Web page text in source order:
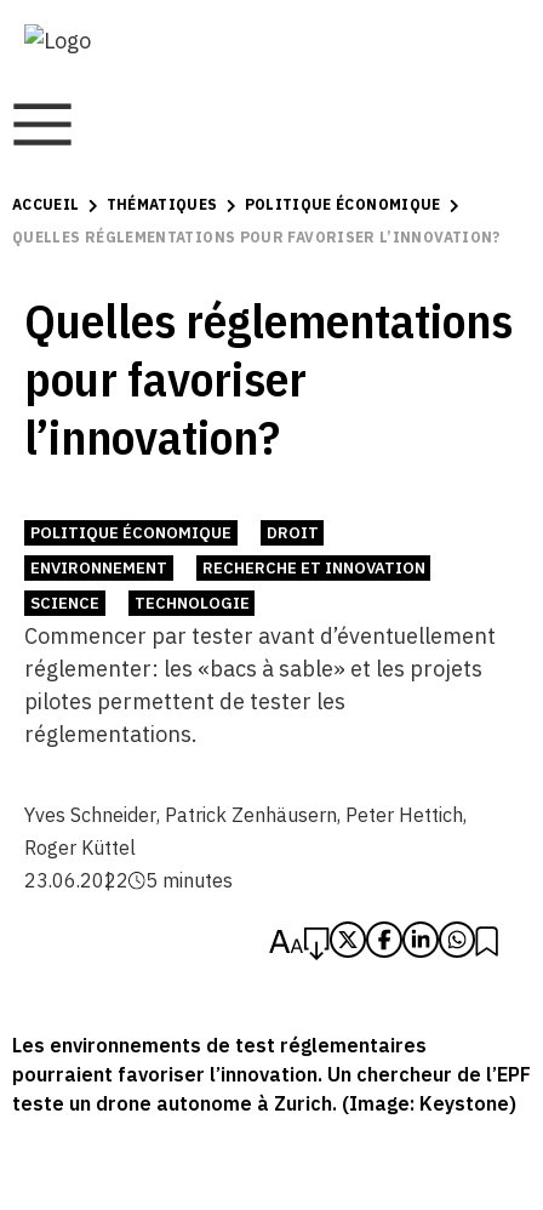
ACCUEIL THÉMATIQUES
POLITIQUE ÉCONOMIQUE
QUELLES RÉGLEMENTATIONS POUR FAVORISER L’INNOVATION?
Quelles réglementations
pour favoriser
l’innovation?
POLITIQUE ÉCONOMIQUE
DROIT
ENVIRONNEMENT
RECHERCHE ET INNOVATION
SCIENCE
TECHNOLOGIE
Commencer par tester avant d’éventuellement
réglementer: les «bacs à sable» et les projets
pilotes permettent de tester les
réglementations.
Yves Schneider, Patrick Zenhäusern, Peter Hettich,
Roger Küttel
23.06.2022
5 minutes
Les environnements de test réglementaires
pourraient favoriser l’innovation. Un chercheur de l’EPF
teste un drone autonome à Zurich. (Image: Keystone)